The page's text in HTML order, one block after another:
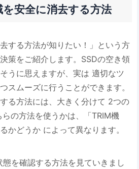
安全に消去する方法
する方法が知りたい！」という方
策をご紹介します。SSDの空き領
うに思えますが、実は 適切なツ
スムーズに行うことができます。
る方法には、大きく分けて 2つの
の方法を使うかは、「TRIM機
かどうか によって異なります。
態を確認する方法を見ていきまし